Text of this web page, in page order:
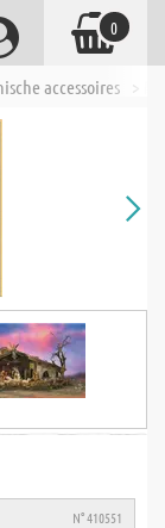
accessoires >
N° 410551
0